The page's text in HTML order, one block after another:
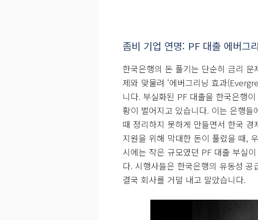
는 여러 가지 복합적인 이유가 있습니
국은행이 필사적으로 돈을 풀고 있다
이어지고, 이는 금리 상승을 부추깁니
장의 기대가 확산되면서, 투자자들은
이 단기 RP 매입으로 단기 금리는 억
니다. 이러한 복합적인 요인들이 현재